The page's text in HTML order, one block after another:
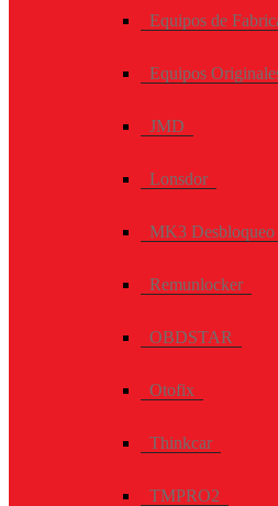
Equipos de
Equipos
JMD
Lonsdor
MK3 Desbloqueo
Remunlocker
OBDSTAR
Otofix
Thinkcar
TMPRO2